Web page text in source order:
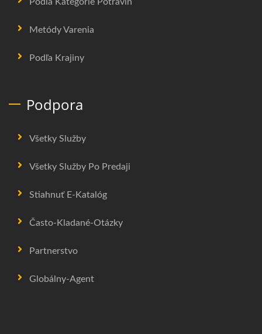
Metódy Varenia
Podľa Krajiny
Podpora
Všetky Služby
Všetky Služby Po Predaji
Stiahnuť E-Katalóg
Často-Kladané-Otázky
Partnerstvo
Globálny-Agent